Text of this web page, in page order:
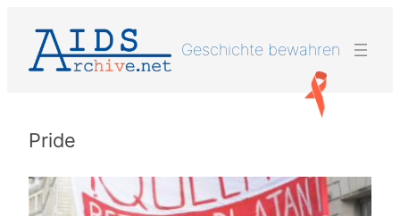
Inhalt
springen
Geschichte bewahren
Pride